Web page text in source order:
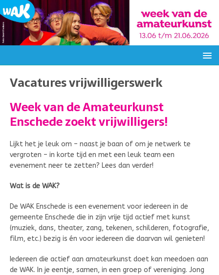
Vacatures vrijwilligerswerk
Week van de Amateurkunst
Enschede zoekt vrijwilligers!
Lijkt het je leuk om – naast je baan of om je netwerk te
vergroten – in korte tijd en met een leuk team een
evenement neer te zetten? Lees dan verder!
Wat is de WAK?
De WAK Enschede is een evenement voor iedereen in de
gemeente Enschede die in zijn vrije tijd actief met kunst
(muziek, dans, theater, zang, tekenen, schilderen, fotografie,
film, etc.) bezig is én voor iedereen die daarvan wil genieten!
Iedereen die actief aan amateurkunst doet kan meedoen aan
de WAK. In je eentje, samen, in een groep of vereniging. Jong